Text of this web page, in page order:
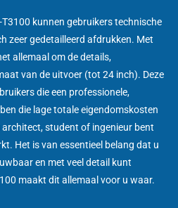
T3100 kunnen gebruikers technische
zeer gedetailleerd afdrukken. Met
allemaal om de details,
van de uitvoer (tot 24 inch). Deze
die een professionele,
die lage totale eigendomskosten
student of ingenieur bent
Het is van essentieel belang dat u
en met veel detail kunt
maakt dit allemaal voor u waar.